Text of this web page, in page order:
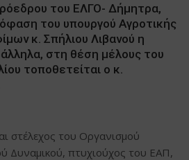
του ΕΛΓΟ- Δήμητρα,
του υπουργού Αγροτικής
κ. Σπήλιου Λιβανού η
στη θέση μέλους του
τοποθετείται ο κ.
στέλεχος του Οργανισμού
Δυναμικού, πτυχιούχος του ΕΑΠ,